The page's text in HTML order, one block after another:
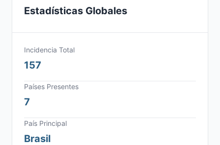
Estadísticas Globales
Incidencia Total
157
Países Presentes
7
País Principal
Brasil